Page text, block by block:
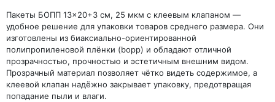
Пакеты БОПП 13×20+3 см, 25 мкм с клеевым клапаном —
удобное решение для упаковки товаров среднего размера. Они
изготовлены из биаксиально-ориентированной
полипропиленовой плёнки (bopp) и обладают отличной
прозрачностью, прочностью и эстетичным внешним видом.
Прозрачный материал позволяет чётко видеть содержимое, а
клеевой клапан надёжно закрывает упаковку, предотвращая
попадание пыли и влаги.